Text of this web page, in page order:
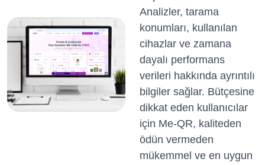
Analizler, tarama
konumları, kullanılan
cihazlar ve zamana
dayalı performans
verileri hakkında ayrıntılı
bilgiler sağlar. Bütçesine
dikkat eden kullanıcılar
için Me-QR, kaliteden
ödün vermeden
mükemmel ve en uygun